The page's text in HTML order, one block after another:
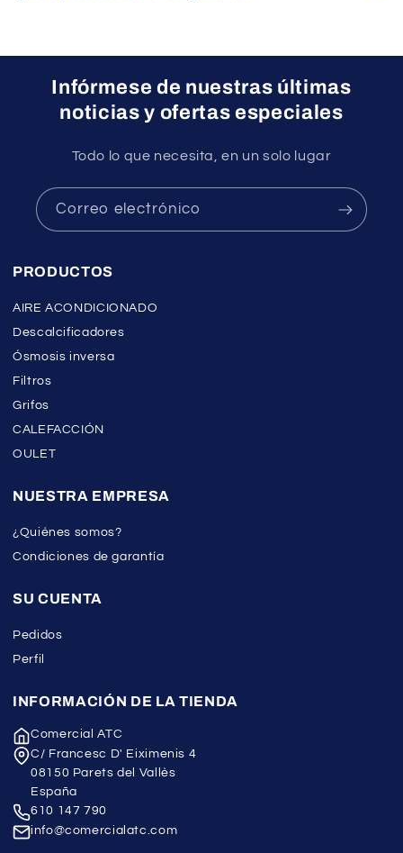
Infórmese de nuestras últimas
noticias y ofertas especiales
Todo lo que necesita, en un solo lugar
Correo electrónico
PRODUCTOS
AIRE ACONDICIONADO
Descalcificadores
Ósmosis inversa
Filtros
Grifos
CALEFACCIÓN
OULET
NUESTRA EMPRESA
¿Quiénes somos?
Condiciones de garantía
SU CUENTA
Pedidos
Perfil
INFORMACIÓN DE LA TIENDA
Comercial ATC
C/ Francesc D' Eiximenis 4
08150 Parets del Vallès
España
610 147 790
info@comercialatc.com